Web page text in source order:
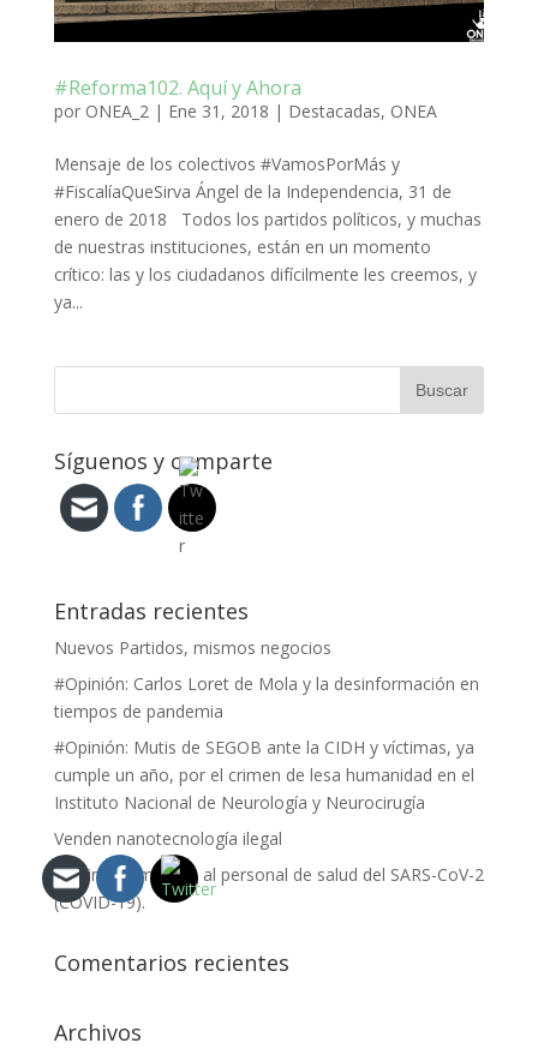
#Reforma102. Aquí y Ahora
por ONEA_2| Ene 31, 2018 | Destacadas, ONEA
Mensaje de los colectivos #VamosPorMás y
#FiscalíaQueSirva Ángel de la Independencia, 31 de
enero de 2018 Todos los partidos políticos, y muchas
de nuestras instituciones, están en un momento
crítico: las y los ciudadanos difícilmente les creemos, y
ya...
Síguenos y comparte
Entradas recientes
Nuevos Partidos, mismos negocios
#Opinión: Carlos Loret de Mola y la desinformación en
tiempos de pandemia
#Opinión: Mutis de SEGOB ante la CIDH y víctimas, ya
cumple un año, por el crimen de lesa humanidad en el
Instituto Nacional de Neurología y Neurocirugía
Venden nanotecnología ilegal
#Opinión: Impacto al personal de salud del SARS-CoV-2
(COVID-19).
Comentarios recientes
Archivos